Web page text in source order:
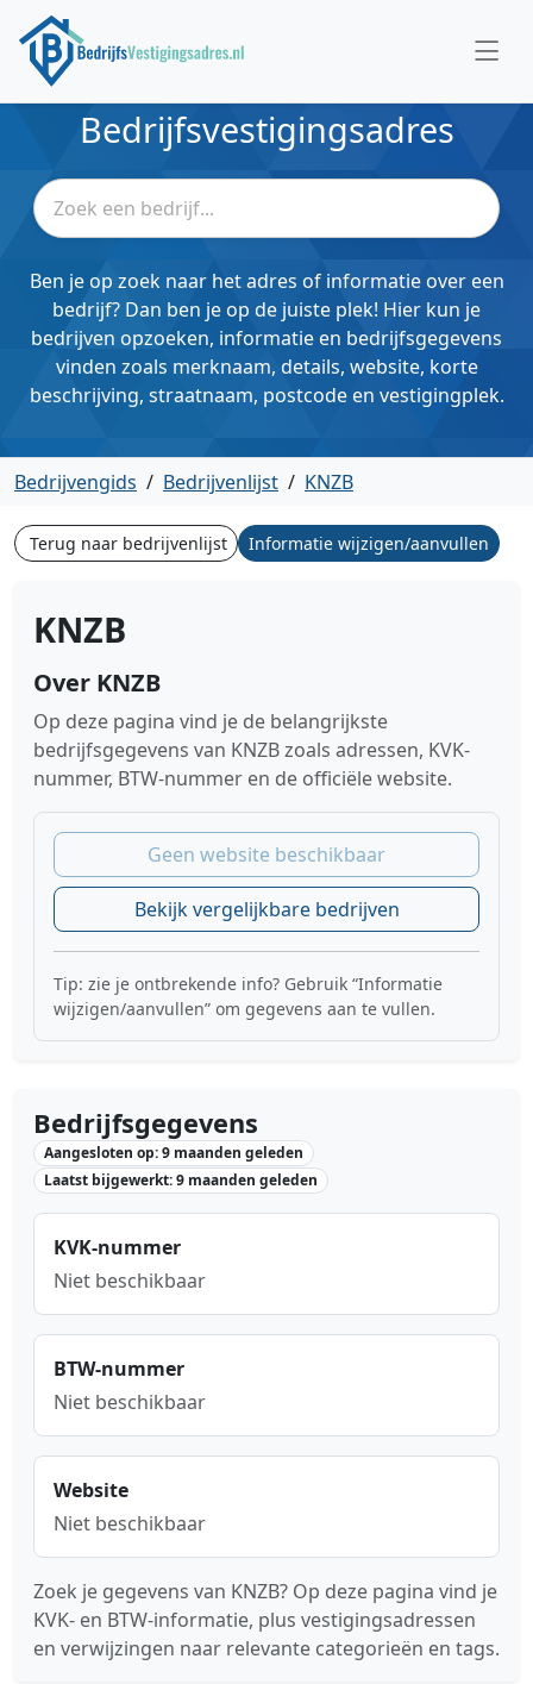
Bedrijfsvestigingsadres
Ben je op zoek naar het adres of informatie over een
bedrijf? Dan ben je op de juiste plek! Hier kun je
bedrijven opzoeken, informatie en bedrijfsgegevens
vinden zoals merknaam, details, website, korte
beschrijving, straatnaam, postcode en vestigingplek.
Bedrijvengids / Bedrijvenlijst / KNZB
Terug naar bedrijvenlijst Informatie wijzigen/aanvullen
KNZB
Over KNZB
Op deze pagina vind je de belangrijkste
bedrijfsgegevens van KNZB zoals adressen, KVK-
nummer, BTW-nummer en de officiële website.
Geen website beschikbaar
Bekijk vergelijkbare bedrijven
Tip: zie je ontbrekende info? Gebruik “Informatie
wijzigen/aanvullen” om gegevens aan te vullen.
Bedrijfsgegevens
Aangesloten op: 9 maanden geleden
Laatst bijgewerkt: 9 maanden geleden
KVK-nummer
Niet beschikbaar
BTW-nummer
Niet beschikbaar
Website
Niet beschikbaar
Zoek je gegevens van KNZB? Op deze pagina vind je
KVK- en BTW-informatie, plus vestigingsadressen
en verwijzingen naar relevante categorieën en tags.